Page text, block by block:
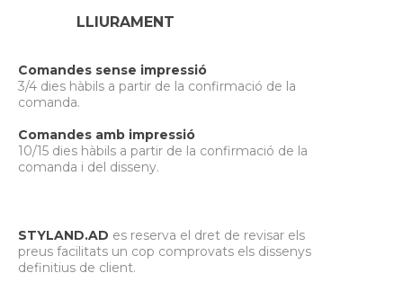
LLIURAMENT
Comandes sense impressió
3/4 dies hàbils a partir de la confirmació de la
comanda.
Comandes amb impressió
10/15 dies hàbils a partir de la confirmació de la
comanda i del disseny.
STYLAND.AD es reserva el dret de revisar els
preus facilitats un cop comprovats els dissenys
definitius de client.